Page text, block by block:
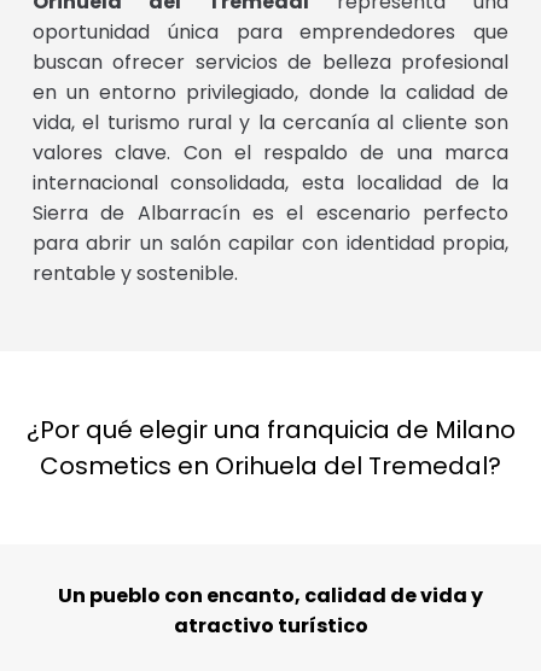
oportunidad única para emprendedores que
buscan ofrecer servicios de belleza profesional
en un entorno privilegiado, donde la calidad de
vida, el turismo rural y la cercanía al cliente son
valores clave. Con el respaldo de una marca
internacional consolidada, esta localidad de la
Sierra de Albarracín es el escenario perfecto
para abrir un salón capilar con identidad propia,
rentable y sostenible.
¿Por qué elegir una franquicia de Milano
Cosmetics en Orihuela del Tremedal?
Un pueblo con encanto, calidad de vida y
atractivo turístico